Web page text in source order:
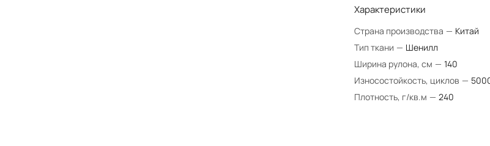
Характеристики
Страна производства — Китай
Тип ткани — Шенилл
Ширина рулона, см — 140
Износостойкость, циклов —
Плотность, г/кв.м — 240